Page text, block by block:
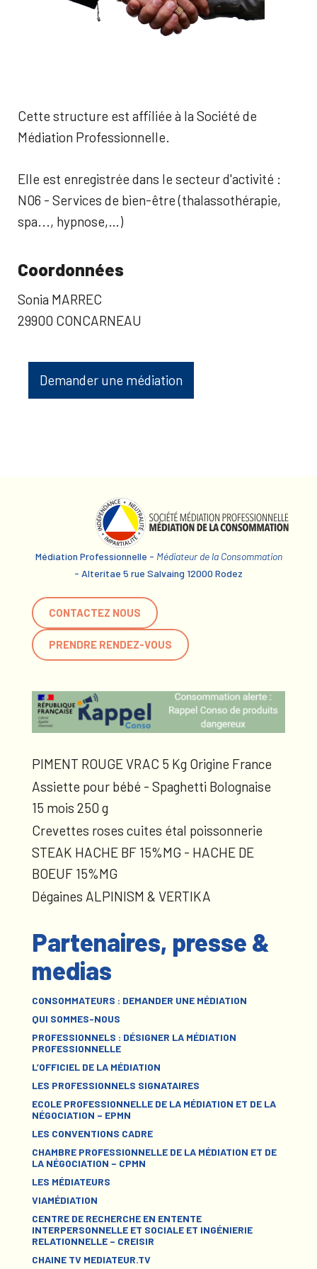
Cette structure est affiliée à la Société de
Médiation Professionnelle.
Elle est enregistrée dans le secteur d'activité :
N06 - Services de bien-être (thalassothérapie,
spa..., hypnose,…)
Coordonnées
Sonia MARREC
29900 CONCARNEAU
Demander une médiation
Médiation Professionnelle - Médiateur de la Consommation
- Alteritae 5 rue Salvaing 12000 Rodez
CONTACTEZ NOUS
PRENDRE RENDEZ-VOUS
PIMENT ROUGE VRAC 5 Kg Origine France
Assiette pour bébé - Spaghetti Bolognaise
15 mois 250 g
Crevettes roses cuites étal poissonnerie
STEAK HACHE BF 15%MG - HACHE DE
BOEUF 15%MG
Dégaines ALPINISM & VERTIKA
Partenaires, presse &
medias
CONSOMMATEURS : DEMANDER UNE MÉDIATION
QUI SOMMES-NOUS
PROFESSIONNELS : DÉSIGNER LA MÉDIATION
PROFESSIONNELLE
L’OFFICIEL DE LA MÉDIATION
LES PROFESSIONNELS SIGNATAIRES
ECOLE PROFESSIONNELLE DE LA MÉDIATION ET DE LA
NÉGOCIATION – EPMN
LES CONVENTIONS CADRE
CHAMBRE PROFESSIONNELLE DE LA MÉDIATION ET DE
LA NÉGOCIATION – CPMN
LES MÉDIATEURS
VIAMÉDIATION
CENTRE DE RECHERCHE EN ENTENTE
INTERPERSONNELLE ET SOCIALE ET INGÉNIERIE
RELATIONNELLE – CREISIR
CHAINE TV MEDIATEUR.TV